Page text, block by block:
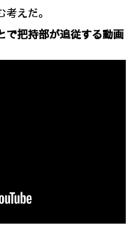
えだ。
で把持部が追従する動画